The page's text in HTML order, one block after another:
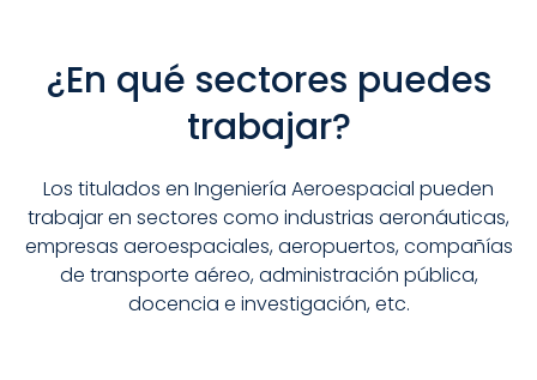
¿En qué sectores puedes
trabajar?
Los titulados en Ingeniería Aeroespacial pueden
trabajar en sectores como industrias aeronáuticas,
empresas aeroespaciales, aeropuertos, compañías
de transporte aéreo, administración pública,
docencia e investigación, etc.